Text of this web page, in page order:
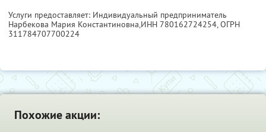
Услуги предоставляет: Индивидуальный предприниматель
Нарбекова Мария Константиновна,ИНН 780162724254, ОГРН
311784707700224
Похожие акции: